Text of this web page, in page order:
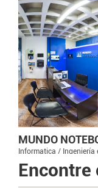
MUNDO
Informatica / Ingeniería
sistemas
Encontre